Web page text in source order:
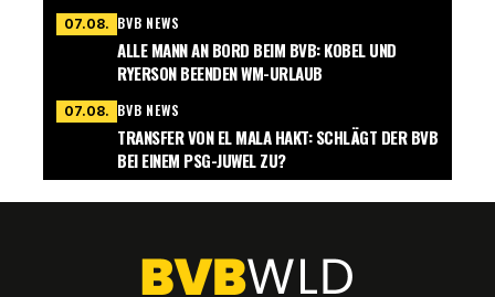
07.08. BVB NEWS
ALLE MANN AN BORD BEIM BVB: KOBEL UND
RYERSON BEENDEN WM-URLAUB
07.08. BVB NEWS
TRANSFER VON EL MALA HAKT: SCHLÄGT DER BVB
BEI EINEM PSG-JUWEL ZU?